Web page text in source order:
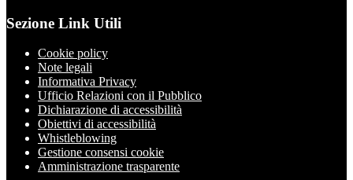
Sezione Link Utili
Cookie policy
Note legali
Informativa Privacy
Ufficio Relazioni con il Pubblico
Dichiarazione di accessibilità
Obiettivi di accessibilità
Whistleblowing
Gestione consensi cookie
Amministrazione trasparente